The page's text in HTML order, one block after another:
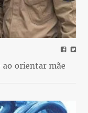
ao orientar mãe